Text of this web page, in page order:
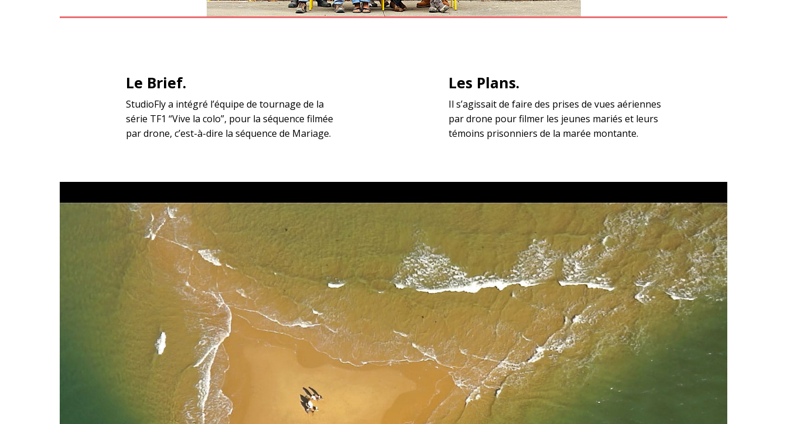
Le Brief.
StudioFly a intégré l’équipe de tournage de la
série TF1 “Vive la colo”, pour la séquence filmée
par drone, c’est-à-dire la séquence de Mariage.
Les Plans.
Il s’agissait de faire des prises de vues aériennes
par drone pour filmer les jeunes mariés et leurs
témoins prisonniers de la marée montante.